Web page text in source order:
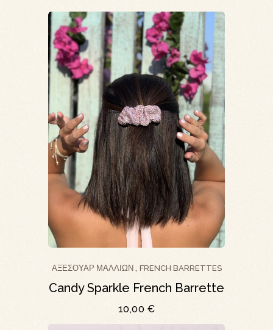
ΑΞΕΣΟΥΆΡ ΜΑΛΛΙΏΝ, FRENCH BARRETTES
Candy Sparkle French Barrette
10,00 €